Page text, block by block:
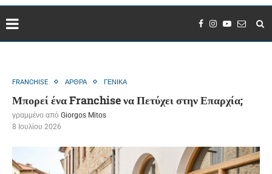
FRANCHISE ΑΡΘΡΑ ΓΕΝΙΚΑ
Μπορεί ένα Franchise να Πετύχει στην Επαρχία;
γραμμένο από Giorgos Mitos
8 Ιουλίου 2026